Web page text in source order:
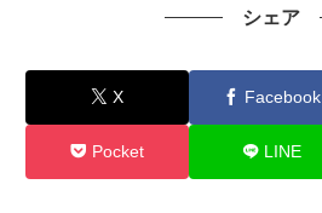
シェア
X Facebook
Pocket LINE